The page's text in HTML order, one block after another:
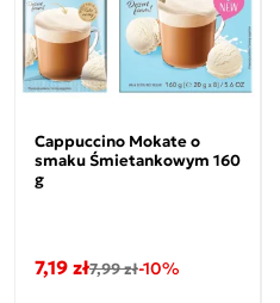
Cappuccino Mokate o
smaku Śmietankowym 160
g
7,19 zł7,99 zł-10%